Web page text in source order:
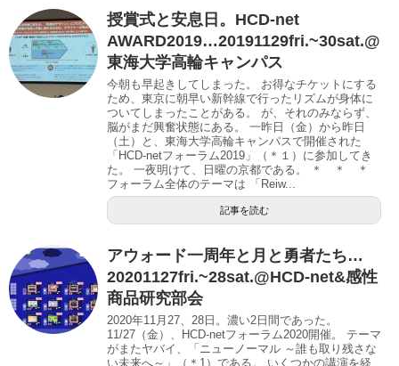
授賞式と安息日。HCD-net
AWARD2019…20191129fri.~30sat.@
東海大学高輪キャンパス
今朝も早起きしてしまった。 お得なチケットにする
ため、東京に朝早い新幹線で行ったリズムが身体に
ついてしまったことがある。 が、それのみならず、
脳がまだ興奮状態にある。 一昨日（金）から昨日
（土）と、東海大学高輪キャンパスで開催された
「HCD-netフォーラム2019」（＊１）に参加してき
た。 一夜明けて、日曜の京都である。 ＊ ＊ ＊
フォーラム全体のテーマは 「Reiw...
記事を読む
アウォード一周年と月と勇者たち…
20201127fri.~28sat.@HCD-net&感性
商品研究部会
2020年11月27、28日。濃い2日間であった。
11/27（金）、HCD-netフォーラム2020開催。 テーマ
がまたヤバイ、「ニューノーマル ～誰も取り残さな
い未来へ～」（＊1）である。 いくつかの講演を経